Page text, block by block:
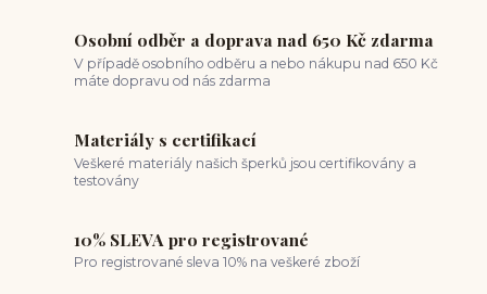
Osobní odběr a doprava nad 650 Kč zdarma
V případě osobního odběru a nebo nákupu nad 650 Kč
máte dopravu od nás zdarma
Materiály s certifikací
Veškeré materiály našich šperků jsou certifikovány a
testovány
10% SLEVA pro registrované
Pro registrované sleva 10% na veškeré zboží